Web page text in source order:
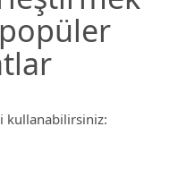
kullanabilirsiniz: